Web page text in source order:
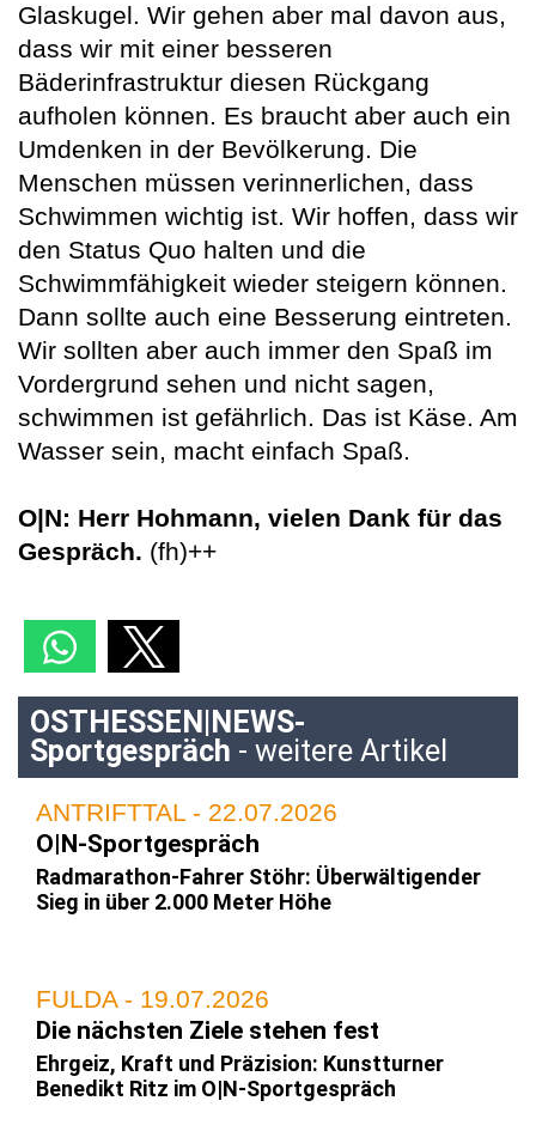
Glaskugel. Wir gehen aber mal davon aus,
dass wir mit einer besseren
Bäderinfrastruktur diesen Rückgang
aufholen können. Es braucht aber auch ein
Umdenken in der Bevölkerung. Die
Menschen müssen verinnerlichen, dass
Schwimmen wichtig ist. Wir hoffen, dass wir
den Status Quo halten und die
Schwimmfähigkeit wieder steigern können.
Dann sollte auch eine Besserung eintreten.
Wir sollten aber auch immer den Spaß im
Vordergrund sehen und nicht sagen,
schwimmen ist gefährlich. Das ist Käse. Am
Wasser sein, macht einfach Spaß.
O|N: Herr Hohmann, vielen Dank für das
Gespräch. (fh)++
OSTHESSEN|NEWS-
Sportgespräch - weitere Artikel
ANTRIFTTAL - 22.07.2026
O|N-Sportgespräch
Radmarathon-Fahrer Stöhr: Überwältigender
Sieg in über 2.000 Meter Höhe
FULDA - 19.07.2026
Die nächsten Ziele stehen fest
Ehrgeiz, Kraft und Präzision: Kunstturner
Benedikt Ritz im O|N-Sportgespräch